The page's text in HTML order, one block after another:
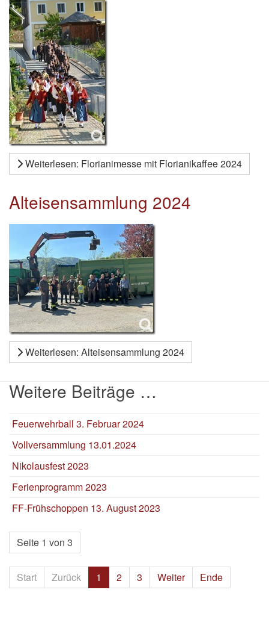
Weiterlesen: Florianimesse mit Florianikaffee 2024
Alteisensammlung 2024
Weiterlesen: Alteisensammlung 2024
Weitere Beiträge …
Feuerwehrball 3. Februar 2024
Vollversammlung 13.01.2024
Nikolausfest 2023
Ferienprogramm 2023
FF-Frühschoppen 13. August 2023
Seite 1 von 3
Start Zurück 1 2 3 Weiter Ende